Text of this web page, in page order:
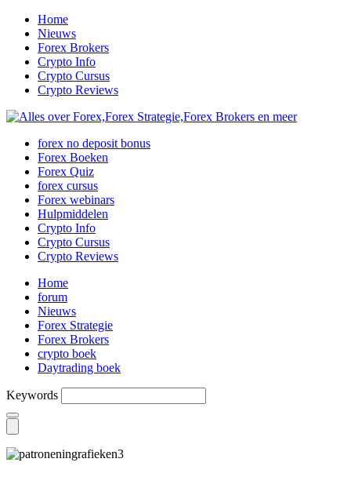
Home
Nieuws
Forex Brokers
Crypto Info
Crypto Cursus
Crypto Reviews
forex no deposit bonus
Forex Boeken
Forex Quiz
forex cursus
Forex webinars
Hulpmiddelen
Crypto Info
Crypto Cursus
Crypto Reviews
Home
forum
Nieuws
Forex Strategie
Forex Brokers
crypto boek
Daytrading boek
Keywords